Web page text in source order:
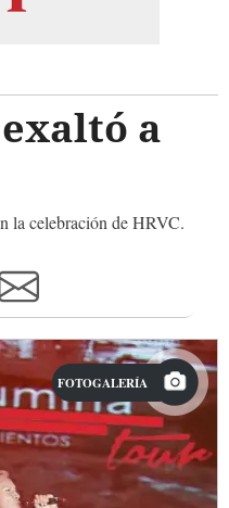
a
la celebración de HRVC.
FOTOGALERÍA